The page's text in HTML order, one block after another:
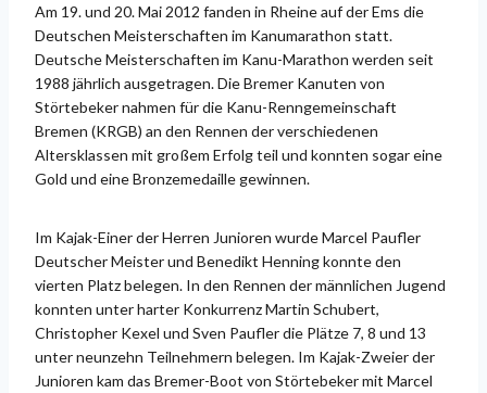
Am 19. und 20. Mai 2012 fanden in Rheine auf der Ems die
Deutschen Meisterschaften im Kanumarathon statt.
Deutsche Meisterschaften im Kanu-Marathon werden seit
1988 jährlich ausgetragen. Die Bremer Kanuten von
Störtebeker nahmen für die Kanu-Renngemeinschaft
Bremen (KRGB) an den Rennen der verschiedenen
Altersklassen mit großem Erfolg teil und konnten sogar eine
Gold und eine Bronzemedaille gewinnen.
Im Kajak-Einer der Herren Junioren wurde Marcel Paufler
Deutscher Meister und Benedikt Henning konnte den
vierten Platz belegen. In den Rennen der männlichen Jugend
konnten unter harter Konkurrenz Martin Schubert,
Christopher Kexel und Sven Paufler die Plätze 7, 8 und 13
unter neunzehn Teilnehmern belegen. Im Kajak-Zweier der
Junioren kam das Bremer-Boot von Störtebeker mit Marcel